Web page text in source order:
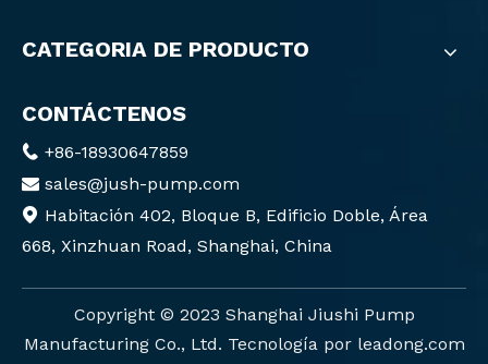
CATEGORIA DE PRODUCTO
CONTÁCTENOS
 +86-18930647859
 sales@jush-pump.com
 Habitación 402, Bloque B, Edificio Doble, Área
668, Xinzhuan Road, Shanghai, China
Copyright ©️ 2023 Shanghai Jiushi Pump
Manufacturing Co., Ltd. Tecnología por leadong.com